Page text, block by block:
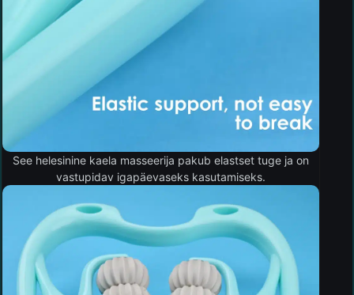
See helesinine kaela masseerija pakub elastset tuge ja on
vastupidav igapäevaseks kasutamiseks.